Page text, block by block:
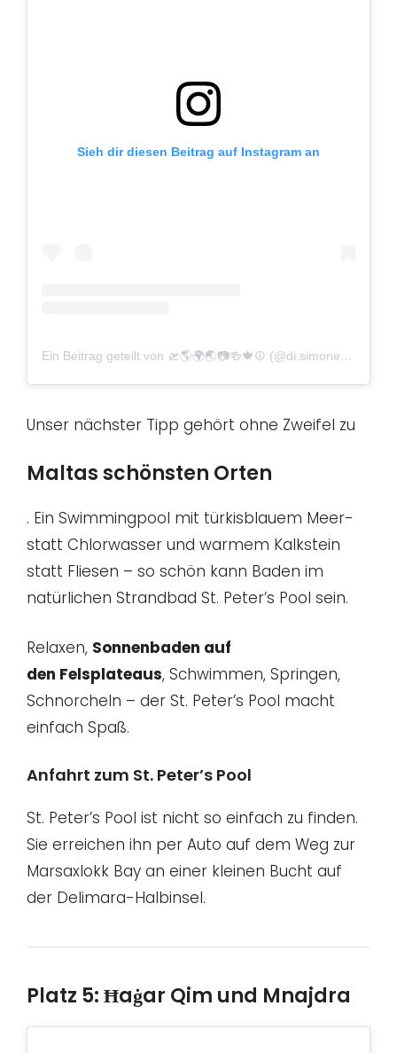
Sieh dir diesen Beitrag auf Instagram an
Ein Beitrag geteilt von 🛫🌎🌍🌏📷🍻🍁☮ (@di.simone)am
Unser nächster Tipp gehört ohne Zweifel zu
Maltas schönsten Orten
. Ein Swimmingpool mit türkisblauem Meer-
statt Chlorwasser und warmem Kalkstein
statt Fliesen – so schön kann Baden im
natürlichen Strandbad St. Peter’s Pool sein.
Relaxen, Sonnenbaden auf
den Felsplateaus, Schwimmen, Springen,
Schnorcheln – der St. Peter’s Pool macht
einfach Spaß.
Anfahrt zum St. Peter’s Pool
St. Peter’s Pool ist nicht so einfach zu finden.
Sie erreichen ihn per Auto auf dem Weg zur
Marsaxlokk Bay an einer kleinen Bucht auf
der Delimara-Halbinsel.
Platz 5: Ħaġar Qim und Mnajdra